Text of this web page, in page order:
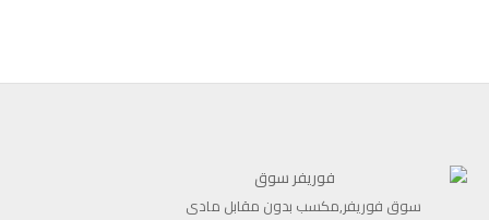
سوق فوريفر,مكسب بدون مقابل مادى